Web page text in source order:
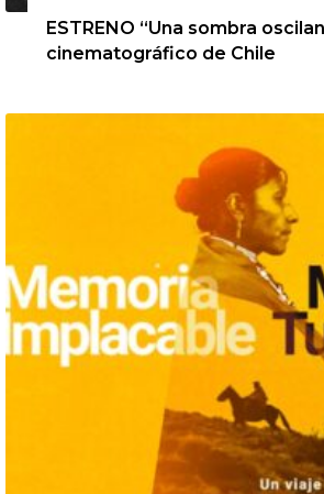
ESTRENO “Una sombra
cinematográfico de Chile